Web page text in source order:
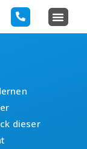
dieser